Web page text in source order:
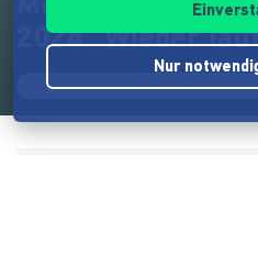
Meike Koester -
2024 "Wieder
Nur